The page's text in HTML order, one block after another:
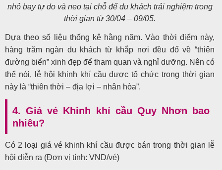
nhỏ bay tự do và neo tại chỗ để du khách trải nghiệm trong
thời gian từ 30/04 – 09/05.
Dựa theo số liệu thống kê hằng năm. Vào thời điểm này,
hàng trăm ngàn du khách từ khắp nơi đều đổ về “thiên
đường biển” xinh đẹp để tham quan và nghỉ dưỡng. Nên có
thể nói, lễ hội khinh khí cầu được tổ chức trong thời gian
này là “thiên thời – địa lợi – nhân hòa”.
4. Giá vé Khinh khí cầu Quy Nhơn bao
nhiêu?
Có 2 loại giá vé khinh khí cầu được bán trong thời gian lễ
hội diễn ra (Đơn vị tính: VND/vé)